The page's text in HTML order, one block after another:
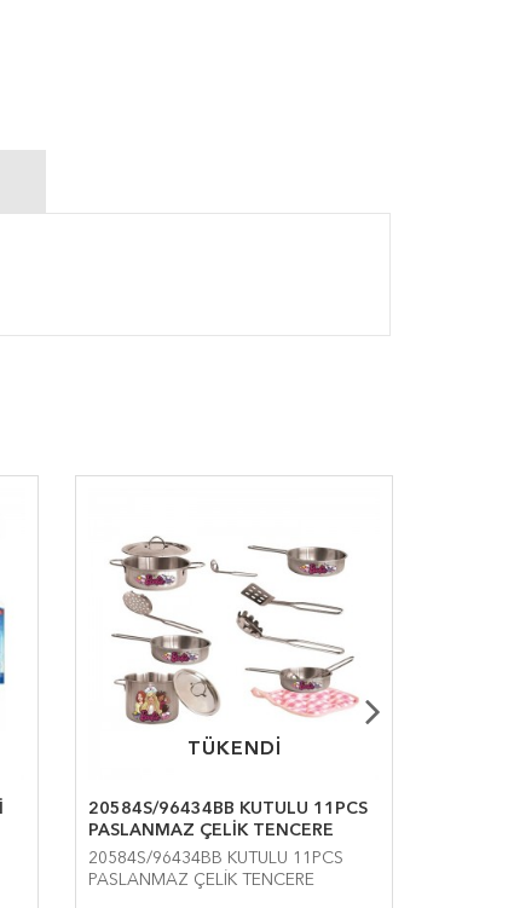
TÜKENDİ
TÜKENDİ
20584S/96434BB KUTULU 11PCS
PASLANMAZ ÇELİK TENCERE
20584S/96434BB KUTULU 11PCS
PASLANMAZ ÇELİK TENCERE